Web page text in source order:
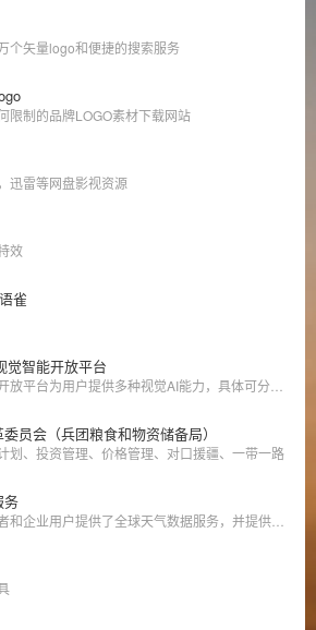
个矢量logo和便捷的搜索服务
限制的品牌LOGO素材下载网站
迅雷等网盘影视资源
效
雀
觉智能开放平台
员会（兵团粮食和物资储备局）
划、投资管理、价格管理、对口援疆、一带一路
务